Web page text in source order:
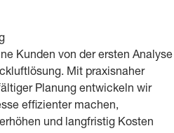
Kunden von der ersten Analyse
Mit praxisnaher
Planung entwickeln wir
effizienter machen,
und langfristig Kosten